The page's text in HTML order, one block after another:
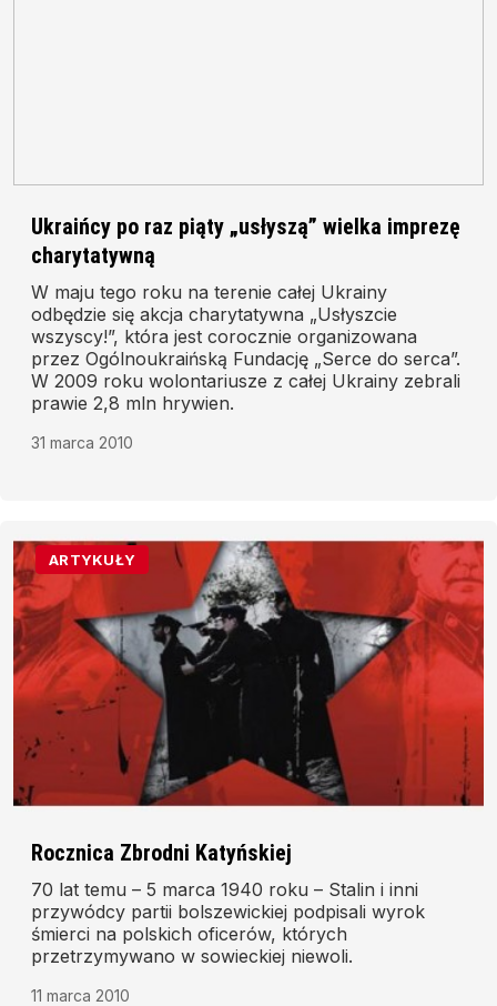
Ukraińcy po raz piąty „usłyszą” wielka imprezę
charytatywną
W maju tego roku na terenie całej Ukrainy
odbędzie się akcja charytatywna „Usłyszcie
wszyscy!”, która jest corocznie organizowana
przez Ogólnoukraińską Fundację „Serce do serca”.
W 2009 roku wolontariusze z całej Ukrainy zebrali
prawie 2,8 mln hrywien.
31 marca 2010
ARTYKUŁY
Rocznica Zbrodni Katyńskiej
70 lat temu – 5 marca 1940 roku – Stalin i inni
przywódcy partii bolszewickiej podpisali wyrok
śmierci na polskich oficerów, których
przetrzymywano w sowieckiej niewoli.
11 marca 2010